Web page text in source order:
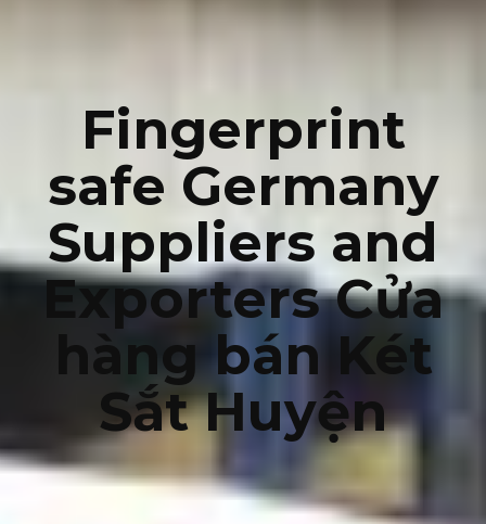
Fingerprint
safe Germany
Suppliers and
Exporters Cửa
hàng bán Két
Sắt Huyện